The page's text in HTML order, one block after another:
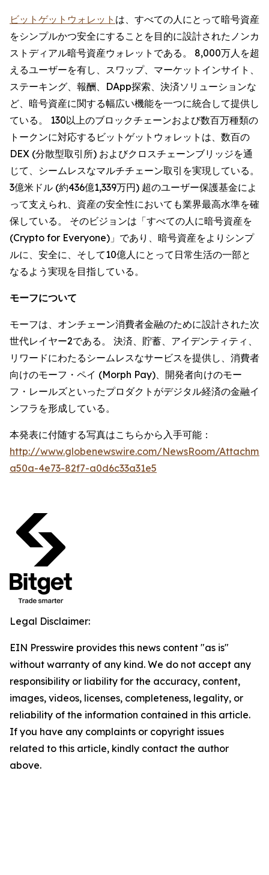
ビットゲットウォレット は、すべての人にとって暗号資産
をシンプルかつ安全にすることを目的に設計されたノンカ
ストディアル暗号資産ウォレットである。 8,000万人を超
えるユーザーを有し、スワップ、マーケットインサイト、
ステーキング、報酬、DApp探索、決済ソリューションな
ど、暗号資産に関する幅広い機能を一つに統合して提供し
ている。 130以上のブロックチェーンおよび数百万種類の
トークンに対応するビットゲットウォレットは、数百の
DEX (分散型取引所) およびクロスチェーンブリッジを通
じて、シームレスなマルチチェーン取引を実現している。
3億米ドル (約436億1,339万円) 超のユーザー保護基金によ
って支えられ、資産の安全性においても業界最高水準を確
保している。 そのビジョンは「すべての人に暗号資産を
(Crypto for Everyone)」であり、暗号資産をよりシンプ
ルに、安全に、そして10億人にとって日常生活の一部と
なるよう実現を目指している。
モーフについて
モーフは、オンチェーン消費者金融のために設計された次
世代レイヤー2である。 決済、貯蓄、アイデンティティ、
リワードにわたるシームレスなサービスを提供し、消費者
向けのモーフ・ペイ (Morph Pay)、開発者向けのモー
フ・レールズといったプロダクトがデジタル経済の金融イ
ンフラを形成している。
本発表に付随する写真はこちらから入手可能：
http://www.globenewswire.com/NewsRoom/
a50a-4e73-82f7-a0d6c33a31e5
Legal Disclaimer:
EIN Presswire provides this news content "as is"
without warranty of any kind. We do not accept any
responsibility or liability for the accuracy, content,
images, videos, licenses, completeness, legality, or
reliability of the information contained in this article.
If you have any complaints or copyright issues
related to this article, kindly contact the author
above.